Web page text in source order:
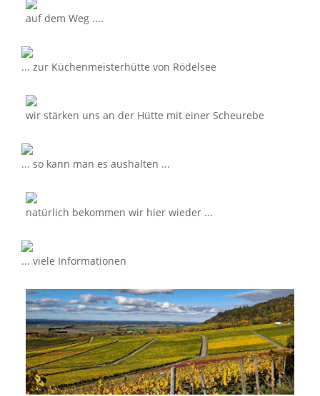
auf dem Weg ....
... zur Küchenmeisterhütte von Rödelsee
wir stärken uns an der Hütte mit einer Scheurebe
... so kann man es aushalten ...
natürlich bekommen wir hier wieder ...
... viele Informationen